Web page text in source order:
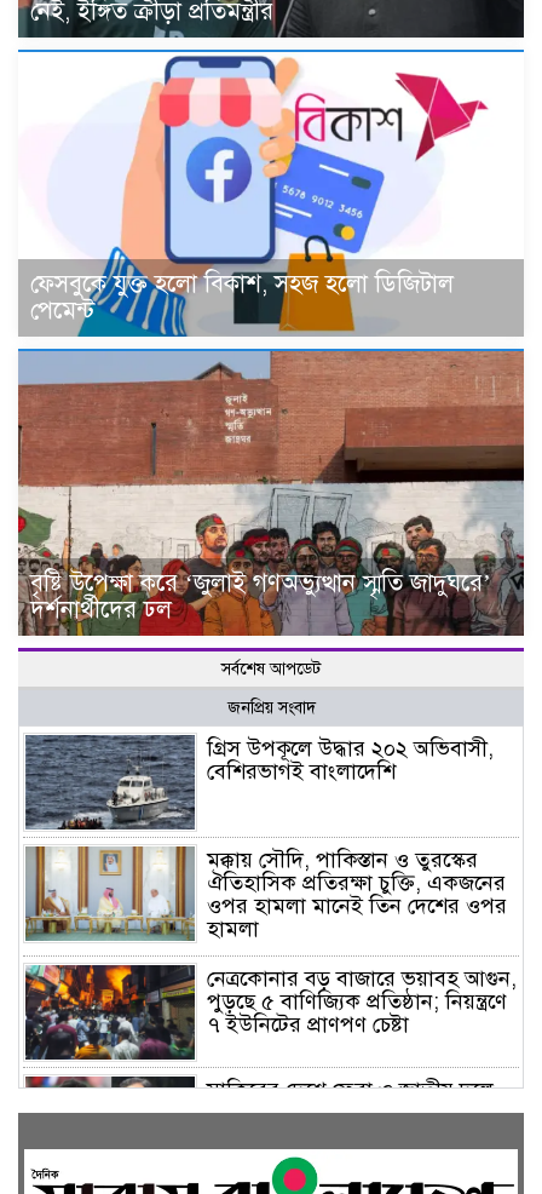
নেই, ইঙ্গিত ক্রীড়া প্রতিমন্ত্রীর
ফেসবুকে যুক্ত হলো বিকাশ, সহজ হলো ডিজিটাল
পেমেন্ট
বৃষ্টি উপেক্ষা করে ‘জুলাই গণঅভ্যুত্থান স্মৃতি জাদুঘরে’
দর্শনার্থীদের ঢল
সর্বশেষ আপডেট
জনপ্রিয় সংবাদ
গ্রিস উপকূলে উদ্ধার ২০২ অভিবাসী,
বেশিরভাগই বাংলাদেশি
মক্কায় সৌদি, পাকিস্তান ও তুরস্কের
ঐতিহাসিক প্রতিরক্ষা চুক্তি, একজনের
ওপর হামলা মানেই তিন দেশের ওপর
হামলা
নেত্রকোনার বড় বাজারে ভয়াবহ আগুন,
পুড়ছে ৫ বাণিজ্যিক প্রতিষ্ঠান; নিয়ন্ত্রণে
৭ ইউনিটের প্রাণপণ চেষ্টা
সাকিবের দেশে ফেরা ও জাতীয় দলে
ফেরার সম্ভাবনা নেই, ইঙ্গিত ক্রীড়া